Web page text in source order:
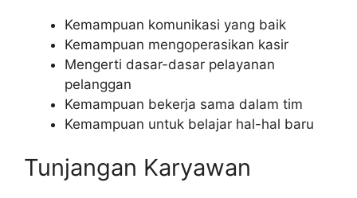
Kemampuan komunikasi yang baik
Kemampuan mengoperasikan kasir
Mengerti dasar-dasar pelayanan
pelanggan
Kemampuan bekerja sama dalam tim
Kemampuan untuk belajar hal-hal baru
Tunjangan Karyawan